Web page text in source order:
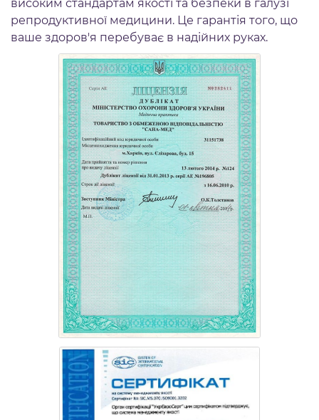
високим стандартам якості та безпеки в галузі
репродуктивної медицини. Це гарантія того, що
ваше здоров'я перебуває в надійних руках.